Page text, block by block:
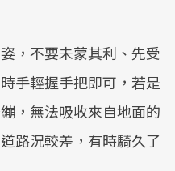
，不要未蒙其利、先受
手輕握手把即可，若是
，無法吸收來自地面的
路況較差，有時騎久了